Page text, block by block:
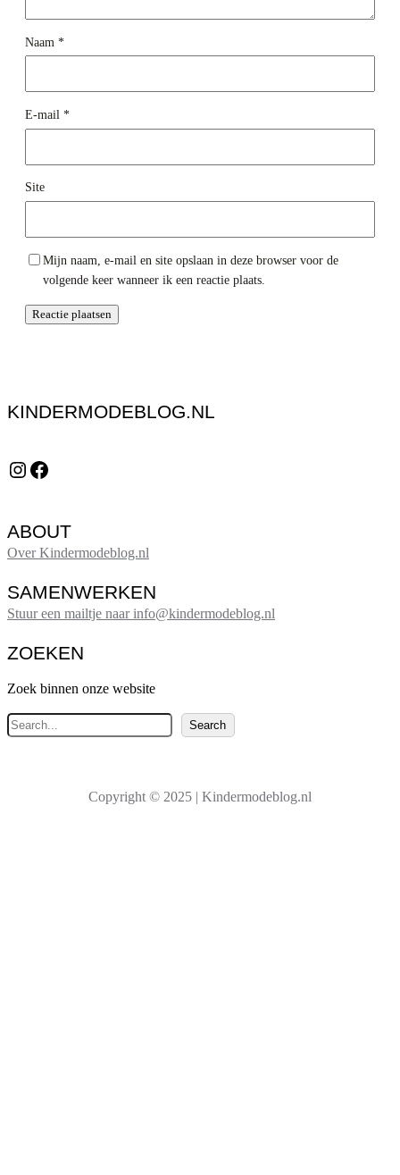
Naam *
E-mail *
Site
Mijn naam, e-mail en site opslaan in deze browser voor de
volgende keer wanneer ik een reactie plaats.
KINDERMODEBLOG.NL
Instagram Facebook
ABOUT
Over Kindermodeblog.nl
SAMENWERKEN
Stuur een mailtje naar info@kindermodeblog.nl
ZOEKEN
Zoek binnen onze website
Z
o
e
Search
Copyright © 2025 | Kindermodeblog.nl